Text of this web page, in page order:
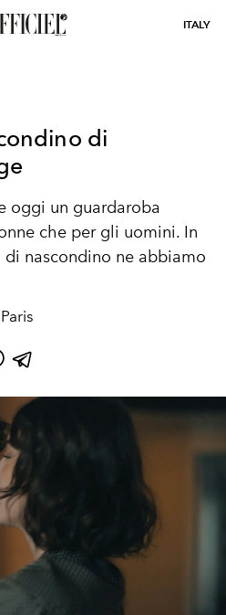
ITALY
di
oggi un guardaroba
che per gli uomini. In
nascondino ne abbiamo